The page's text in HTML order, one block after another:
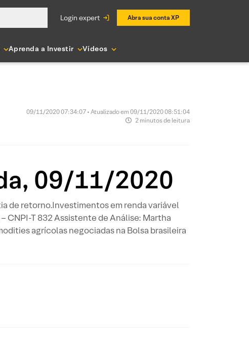
login expert Abra sua conta XP
Aprenda a Investir Vídeos
09/11/2020 07:34:07 • Atualizado em 09/11/2020 08:51:04
2 minutos de leitura
09/11/2020
de retorno.Investimentos em renda variável
CNPI-T 832 Assistente de Análise: Martha
agrícolas negociadas na Bolsa brasileira